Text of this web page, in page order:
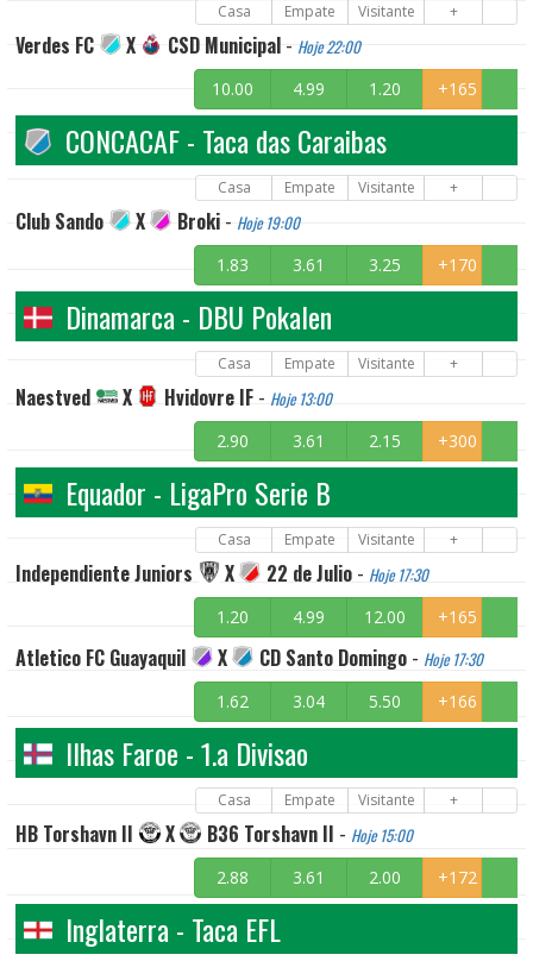
Casa Empate Visitante +
Verdes FC X CSD Municipal - Hoje 22:00
10.00 4.99 1.20 +165
CONCACAF - Taca das Caraibas
Casa Empate Visitante +
Club Sando X Broki - Hoje 19:00
1.83 3.61 3.25 +170
Dinamarca - DBU Pokalen
Casa Empate Visitante +
Naestved X Hvidovre IF - Hoje 13:00
2.90 3.61 2.15 +300
Equador - LigaPro Serie B
Casa Empate Visitante +
Independiente Juniors X 22 de Julio - Hoje 17:30
1.20 4.99 12.00 +165
Atletico FC Guayaquil X CD Santo Domingo - Hoje 17:30
1.62 3.04 5.50 +166
Ilhas Faroe - 1.a Divisao
Casa Empate Visitante +
HB Torshavn II X B36 Torshavn II - Hoje 15:00
2.88 3.61 2.00 +172
Inglaterra - Taca EFL